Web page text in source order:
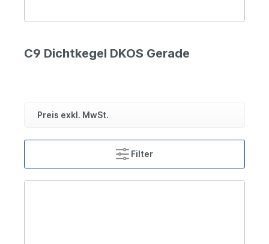
C9 Dichtkegel DKOS Gerade
Preis exkl. MwSt.
Filter